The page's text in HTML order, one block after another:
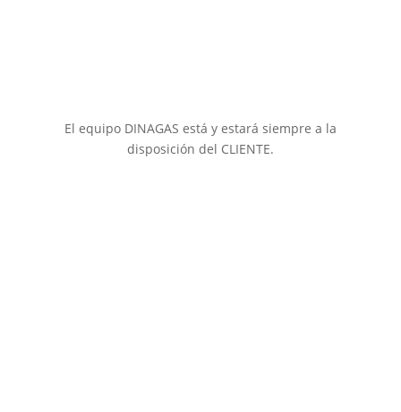
El equipo DINAGAS está y estará siempre a la
disposición del CLIENTE.